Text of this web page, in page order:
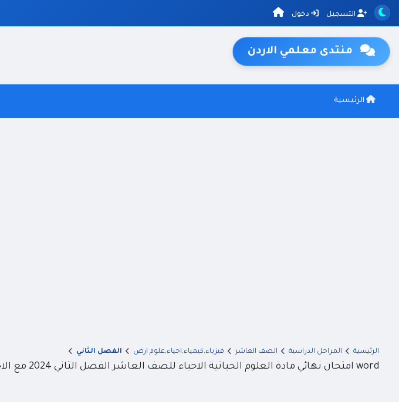
التسجيل دخول
منتدى معلمي الاردن
الرئيسية
الرئيسية المراحل الدراسية الصف العاشر فيزياء,كيمياء,احياء,علوم ارض الفصل الثاني
word امتحان نهائي مادة العلوم الحياتية الاحياء للصف العاشر الفصل الثاني 2024 مع الاجابات